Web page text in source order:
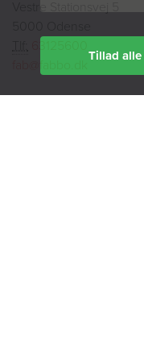
Tillad
Vestre Stationsvej 5